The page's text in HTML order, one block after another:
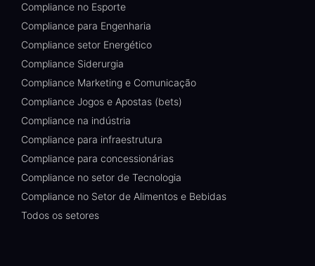
Compliance no Esporte
Compliance para Engenharia
Compliance setor Energético
Compliance Siderurgia
Compliance Marketing e Comunicação
Compliance Jogos e Apostas (bets)
Compliance na indústria
Compliance para infraestrutura
Compliance para concessionárias
Compliance no setor de Tecnologia
Compliance no Setor de Alimentos e Bebidas
Todos os setores